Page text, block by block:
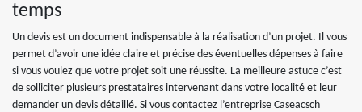
temps
Un devis est un document indispensable à la réalisation d’un projet. Il vous
permet d’avoir une idée claire et précise des éventuelles dépenses à faire
si vous voulez que votre projet soit une réussite. La meilleure astuce c’est
de solliciter plusieurs prestataires intervenant dans votre localité et leur
demander un devis détaillé. Si vous contactez l’entreprise Caseacsch